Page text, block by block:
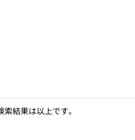
索結果は以上です。